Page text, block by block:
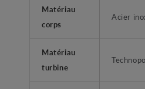
Matériau
corps
Acier
Matériau
turbine